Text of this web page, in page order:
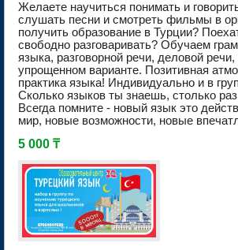
Желаете научиться понимать и
слушать песни и смотреть фильмы в
получить образование в Турции?
свободно разговаривать? Обучаем
языка, разговорной речи, деловой
упрощенном варианте. Позитивная
практика языка! Индивидуально и в
Сколько языков ты знаешь, столько
Всегда помните - новый язык это
мир, новые возможности, новые
5 000 ₸